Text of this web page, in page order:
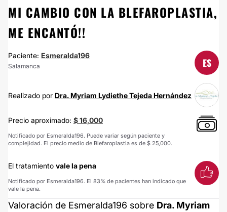
MI CAMBIO CON LA BLEFAROPLASTIA,
ME ENCANTÓ!!
Paciente: Esmeralda196
Salamanca ES
Realizado por Dra. Myriam Lydiethe Tejeda Hernández
Precio aproximado: $ 16,000
Notificado por Esmeralda196. Puede variar según paciente y
complejidad. El precio medio de Blefaroplastia es de $ 25,000.
El tratamiento vale la pena
Notificado por Esmeralda196. El 83% de pacientes han indicado que
vale la pena.
Valoración de Esmeralda196 sobre Dra. Myriam